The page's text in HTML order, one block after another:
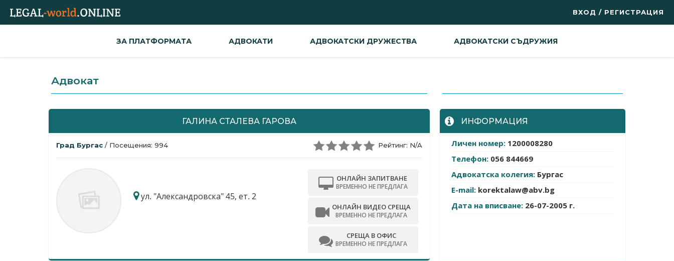
ВХОД / РЕГИСТРАЦИЯ
ЗА ПЛАТФОРМАТА АДВОКАТИ АДВОКАТСКИ ДРУЖЕСТВА АДВОКАТСКИ СЪДРУЖИЯ
Адвокат
ГАЛИНА СТАЛЕВА ГАРОВА
Град Бургас / Посещения: 994 Рейтинг: N/A
ул. "Александровска" 45, ет. 2
ОНЛАЙН ЗАПИТВАНЕ
ВРЕМЕННО НЕ ПРЕДЛАГА
ОНЛАЙН ВИДЕО СРЕЩА
ВРЕМЕННО НЕ ПРЕДЛАГА
СРЕЩА В ОФИС
ВРЕМЕННО НЕ ПРЕДЛАГА
ИНФОРМАЦИЯ
Личен номер: 1200008280
Телефон: 056 844669
Адвокатска колегия: Бургас
E-mail: korektalaw@abv.bg
Дата на вписване: 26-07-2005 г.